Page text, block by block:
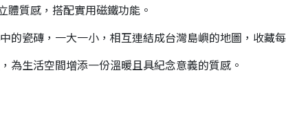
體質感，搭配實用磁鐵功能。
的瓷磚，一大一小，相互連結成台灣島嶼的地圖，收藏
為生活空間增添一份溫暖且具紀念意義的質感。